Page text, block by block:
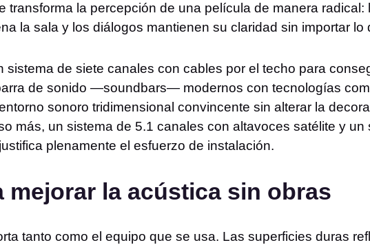
transforma la percepción de una película de manera radical:
la sala y los diálogos mantienen su claridad sin importar lo
sistema de siete canales con cables por el techo para
de sonido —soundbars— modernos con tecnologías
sonoro tridimensional convincente sin alterar la
más, un sistema de 5.1 canales con altavoces satélite y un
plenamente el esfuerzo de instalación.
mejorar la acústica sin obras
tanto como el equipo que se usa. Las superficies duras